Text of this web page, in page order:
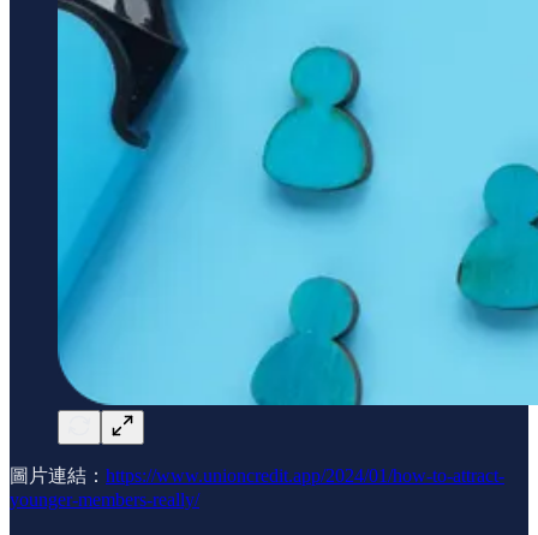
圖片連結： https://www.unioncredit.app/2024/01/how-to-attract-
younger-members-really/